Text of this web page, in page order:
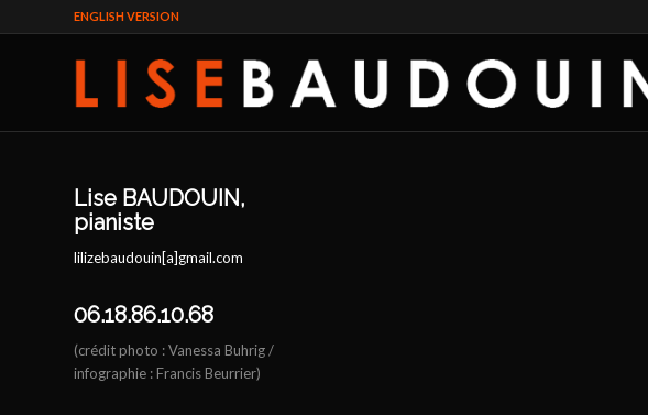
ENGLISH VERSION
Lise BAUDOUIN,
pianiste
lilizebaudouin[a]gmail.com
​06.18.86.10.68
(crédit photo : Vanessa Buhrig /
infographie : Francis Beurrier)